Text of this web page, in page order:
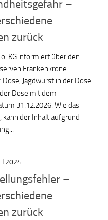
–
zurück
KG informiert über den
Frankenkrone
Jagdwurst in der Dose
Dose mit dem
31.12.2026. Wie das
der Inhalt aufgrund
2024
–
zurück